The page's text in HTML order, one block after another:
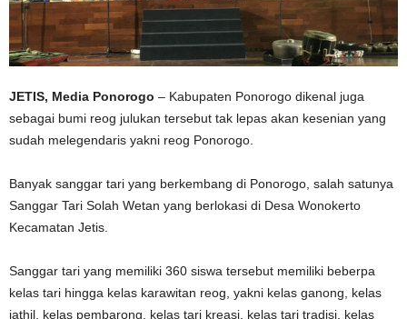
JETIS, Media Ponorogo – Kabupaten Ponorogo dikenal juga
sebagai bumi reog julukan tersebut tak lepas akan kesenian yang
sudah melegendaris yakni reog Ponorogo.
Banyak sanggar tari yang berkembang di Ponorogo, salah satunya
Sanggar Tari Solah Wetan yang berlokasi di Desa Wonokerto
Kecamatan Jetis.
Sanggar tari yang memiliki 360 siswa tersebut memiliki beberpa
kelas tari hingga kelas karawitan reog, yakni kelas ganong, kelas
jathil, kelas pembarong, kelas tari kreasi, kelas tari tradisi, kelas